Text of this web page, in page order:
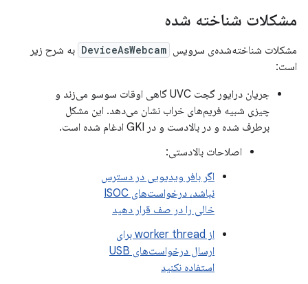
مشکلات شناخته شده
مشکلات شناخته‌شده‌ی سرویس DeviceAsWebcam به شرح زیر
است:
جریان درایور گجت UVC گاهی اوقات سوسو می‌زند و
چیزی شبیه فریم‌های خراب نشان می‌دهد. این مشکل
برطرف شده و در بالادست و در GKI ادغام شده است.
اصلاحات بالادستی:
اگر بافر ویدیویی در دسترس
نباشد، درخواست‌های ISOC
خالی را در صف قرار دهید
از worker thread برای
ارسال درخواست‌های USB
استفاده نکنید